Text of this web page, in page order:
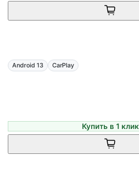
Android 13 CarPlay
Купить в 1 клик